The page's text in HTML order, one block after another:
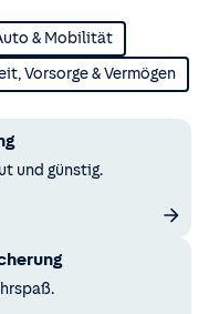
& Mobilität
Vorsorge & Vermögen
und günstig.